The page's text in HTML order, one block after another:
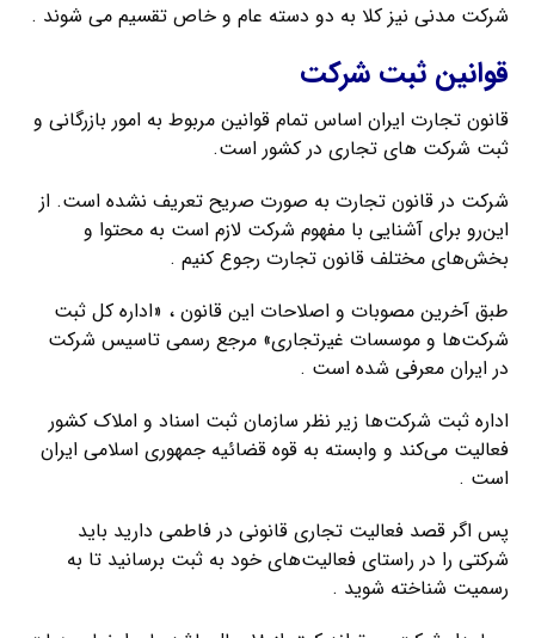
شرکت مدنی نیز کلا به دو دسته عام و خاص تقسیم می شوند .
قوانین ثبت شرکت
قانون تجارت ایران اساس تمام قوانین مربوط به امور بازرگانی و
ثبت شرکت های تجاری در کشور است.
شرکت در قانون تجارت به صورت صریح تعریف نشده است. از
این‌رو برای آشنایی با مفهوم شرکت لازم است به محتوا و
بخش‌های مختلف قانون تجارت رجوع کنیم .
طبق آخرین مصوبات و اصلاحات این قانون ، «اداره کل ثبت
شرکت‌ها و موسسات غیرتجاری» مرجع رسمی تاسیس شرکت
در ایران معرفی شده است .
اداره ثبت شرکت‌ها زیر نظر سازمان ثبت اسناد و املاک کشور
فعالیت می‌کند و وابسته به قوه قضائیه جمهوری اسلامی ایران
است .
پس اگر قصد فعالیت تجاری قانونی در فاطمی دارید باید
شرکتی را در راستای فعالیت‌های خود به ثبت برسانید تا به
رسمیت شناخته شوید .